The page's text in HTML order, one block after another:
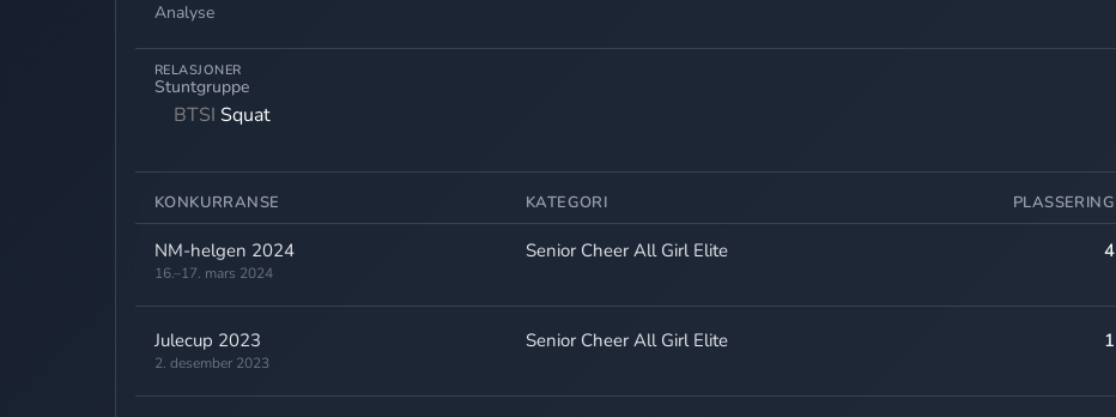
Analyse
RELASJONER
Stuntgruppe
BTSI Squat
KONKURRANSE KATEGORI PLASSERING
NM-helgen 2024
16.–17. mars 2024
Senior Cheer All Girl Elite 4
Julecup 2023
2. desember 2023
Senior Cheer All Girl Elite 1